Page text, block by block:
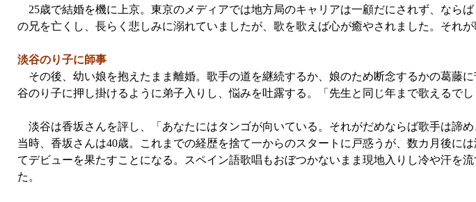
25歳で結婚を機に上京。東京のメディアでは地方局のキャリアは一顧だにされず、なら
の兄を亡くし、長らく悲しみに溺れていましたが、歌を歌えば心が癒やされました。それが
淡谷のり子に師事
その後、幼い娘を抱えたまま離婚。歌手の道を継続するか、娘のため断念するかの葛藤
谷のり子に押し掛けるように弟子入りし、悩みを吐露する。「先生と同じ年まで歌えるでし
淡谷は香坂さんを評し、「あなたにはタンゴが向いている。それがだめならば歌手は諦
当時、香坂さんは40歳。これまでの経歴を捨て一からのスタートに戸惑うが、数カ月後に
てデビューを果たすことになる。スペイン語歌唱もおぼつかないまま現地入りし冷や汗を
た。